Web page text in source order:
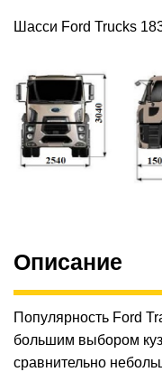
Шасси Ford Trucks
Описание
Популярность Ford
большим выбором
сравнительно